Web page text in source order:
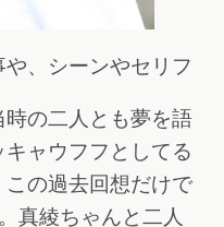
や、シーンやセリフ
の二人とも夢を語
ャウフフとしてる
の過去回想だけで
真綾ちゃんと二人